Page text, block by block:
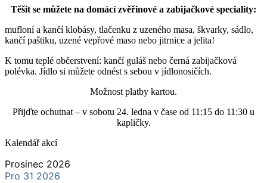
Těšit se můžete na domácí zvěřinové a zabijačkové speciality:
mufloní a kančí klobásy, tlačenku z uzeného masa, škvarky, sádlo,
kančí paštiku, uzené vepřové maso nebo jitrnice a jelita!
K tomu teplé občerstvení: kančí guláš nebo černá zabijačková
polévka. Jídlo si můžete odnést s sebou v jídlonosičích.
Možnost platby kartou.
Přijďte ochutnat – v sobotu 24. ledna v čase od 11:15 do 11:30 u
kapličky.
Kalendář akcí
Prosinec 2026
Pro 31 2026